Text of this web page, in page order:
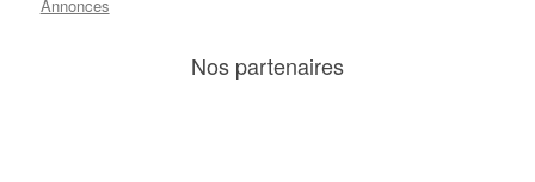
Annonces
Nos partenaires